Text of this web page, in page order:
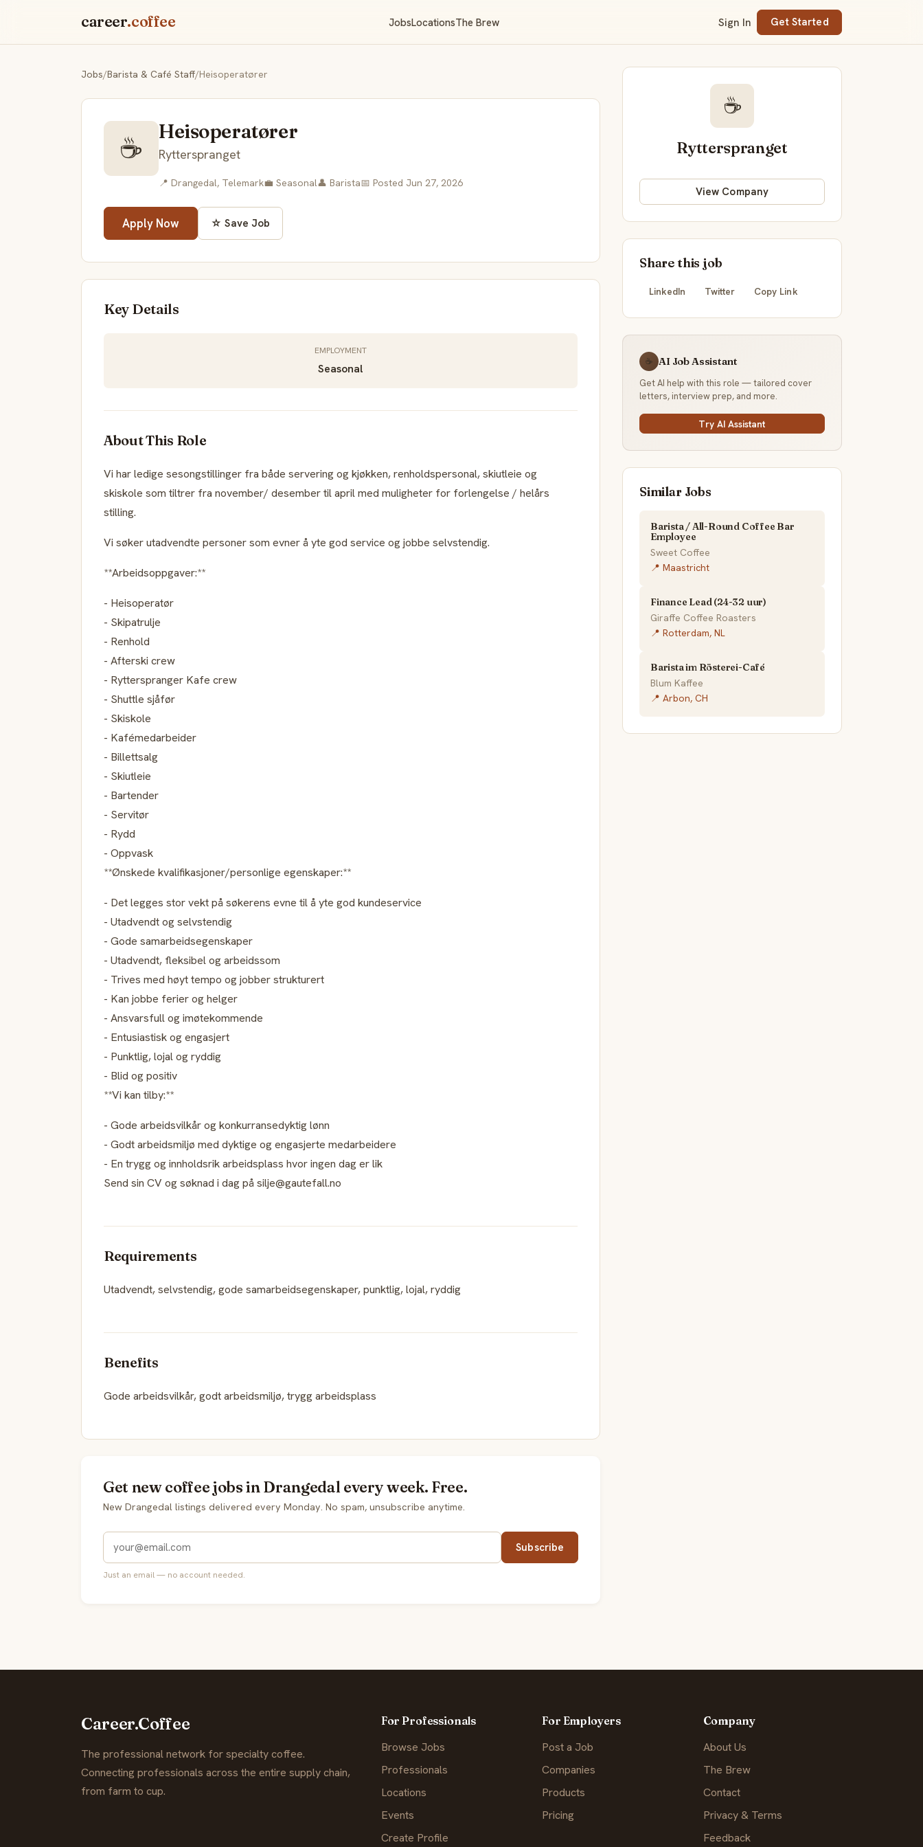
career.coffee JobsLocationsThe Brew Sign In Get Started
Jobs/Barista & Café Staff/Heisoperatører
☕ Heisoperatører
Rytterspranget
📍 Drangedal, Telemark💼 Seasonal👤 Barista📅 Posted Jun 27, 2026
Apply Now ☆ Save Job
Key Details
EMPLOYMENT
Seasonal
About This Role
Vi har ledige sesongstillinger fra både servering og kjøkken, renholdspersonal, skiutleie og
skiskole som tiltrer fra november/ desember til april med muligheter for forlengelse / helårs
stilling.
Vi søker utadvendte personer som evner å yte god service og jobbe selvstendig.
**Arbeidsoppgaver:**
- Heisoperatør
- Skipatrulje
- Renhold
- Afterski crew
- Rytterspranger Kafe crew
- Shuttle sjåfør
- Skiskole
- Kafémedarbeider
- Billettsalg
- Skiutleie
- Bartender
- Servitør
- Rydd
- Oppvask
**Ønskede kvalifikasjoner/personlige egenskaper:**
- Det legges stor vekt på søkerens evne til å yte god kundeservice
- Utadvendt og selvstendig
- Gode samarbeidsegenskaper
- Utadvendt, fleksibel og arbeidssom
- Trives med høyt tempo og jobber strukturert
- Kan jobbe ferier og helger
- Ansvarsfull og imøtekommende
- Entusiastisk og engasjert
- Punktlig, lojal og ryddig
- Blid og positiv
**Vi kan tilby:**
- Gode arbeidsvilkår og konkurransedyktig lønn
- Godt arbeidsmiljø med dyktige og engasjerte medarbeidere
- En trygg og innholdsrik arbeidsplass hvor ingen dag er lik
Send sin CV og søknad i dag på silje@gautefall.no
Requirements
Utadvendt, selvstendig, gode samarbeidsegenskaper, punktlig, lojal, ryddig
Benefits
Gode arbeidsvilkår, godt arbeidsmiljø, trygg arbeidsplass
Get new coffee jobs in Drangedal every week. Free.
New Drangedal listings delivered every Monday. No spam, unsubscribe anytime.
Subscribe
Just an email — no account needed.
☕
Rytterspranget
View Company
Share this job
LinkedIn Twitter Copy Link
☕ AI Job Assistant
Get AI help with this role — tailored cover
letters, interview prep, and more.
Try AI Assistant
Similar Jobs
Barista / All-Round Coffee Bar
Employee
Sweet Coffee
📍 Maastricht
Finance Lead (24-32 uur)
Giraffe Coffee Roasters
📍 Rotterdam, NL
Barista im Rösterei-Café
Blum Kaffee
📍 Arbon, CH
Career.Coffee
The professional network for specialty coffee.
Connecting professionals across the entire supply chain,
from farm to cup.
For Professionals
Browse Jobs
Professionals
Locations
Events
Create Profile
For Employers
Post a Job
Companies
Products
Pricing
Company
About Us
The Brew
Contact
Privacy & Terms
Feedback